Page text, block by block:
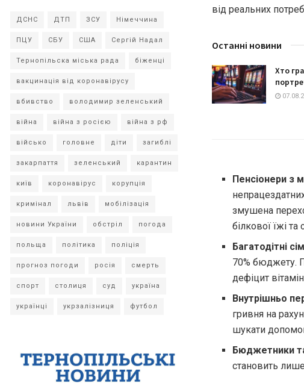
від реальних
Останні новини
Хто
Пенсіонери з
змушена
білкової їжі та
Багатодітні
70% бюджету.
дефіцит
Внутрішньо
гривня на
шукати
Бюджетники
становить
ДСНС ДТП ЗСУ Німеччина
ПЦУ СБУ США Сергій Надал
Тернопільска міська рада біженці
вакцинація від коронавірусу
вбивство володимир зеленський
війна війна з росією війна з рф
військо головне діти загиблі
закарпаття зеленський карантин
київ коронавірус корупція
кримінал львів мобілізація
новини України обстріл погода
польща політика поліція
прогноз погоди росія смерть
спорт столиця суд україна
українці укрзалізниця футбол